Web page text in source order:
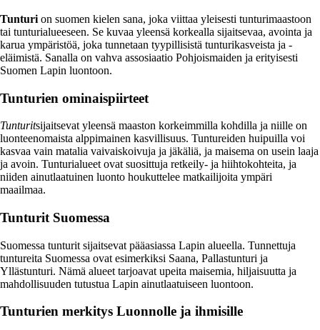
Tunturi on suomen kielen sana, joka viittaa yleisesti tunturimaastoon
tai tunturialueeseen. Se kuvaa yleensä korkealla sijaitsevaa, avointa ja
karua ympäristöä, joka tunnetaan tyypillisistä tunturikasveista ja -
eläimistä. Sanalla on vahva assosiaatio Pohjoismaiden ja erityisesti
Suomen Lapin luontoon.
Tunturien ominaispiirteet
Tunturitsijaitsevat yleensä maaston korkeimmilla kohdilla ja niille on
luonteenomaista alppimainen kasvillisuus. Tuntureiden huipuilla voi
kasvaa vain matalia vaivaiskoivuja ja jäkäliä, ja maisema on usein laaja
ja avoin. Tunturialueet ovat suosittuja retkeily- ja hiihtokohteita, ja
niiden ainutlaatuinen luonto houkuttelee matkailijoita ympäri
maailmaa.
Tunturit Suomessa
Suomessa tunturit sijaitsevat pääasiassa Lapin alueella. Tunnettuja
tuntureita Suomessa ovat esimerkiksi Saana, Pallastunturi ja
Yllästunturi. Nämä alueet tarjoavat upeita maisemia, hiljaisuutta ja
mahdollisuuden tutustua Lapin ainutlaatuiseen luontoon.
Tunturien merkitys Luonnolle ja ihmisille